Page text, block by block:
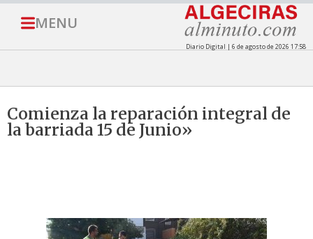
MENU
Diario Digital | 6 de agosto de 2026 17:58
Comienza la reparación integral de
la barriada 15 de Junio»